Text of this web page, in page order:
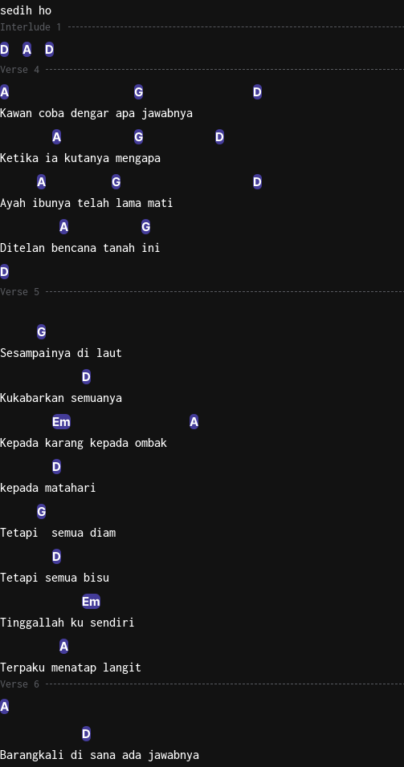
sedih ho
Interlude 1
D A D
Verse 4
A G D
Kawan coba dengar apa jawabnya
A G D
Ketika ia kutanya mengapa
A G D
Ayah ibunya telah lama mati
A G
Ditelan bencana tanah ini
D
Verse 5
G
Sesampainya di laut
D
Kukabarkan semuanya
Em A
Kepada karang kepada ombak
D
kepada matahari
G
Tetapi  semua diam
D
Tetapi semua bisu
Em
Tinggallah ku sendiri
A
Terpaku menatap langit
Verse 6
A
D
Barangkali di sana ada jawabnya